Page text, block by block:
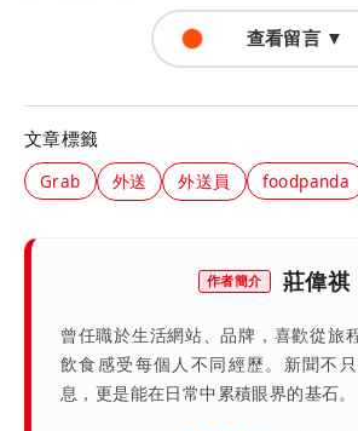
查看留言 ▼
文章標籤
Grab 外送 外送員 foodpanda
作者簡介 莊偉祺
曾任職於生活網站、品牌，喜歡從旅
飲食感受每個人不同經歷。新聞不
息，更是能在日常中累積眼界的基石。